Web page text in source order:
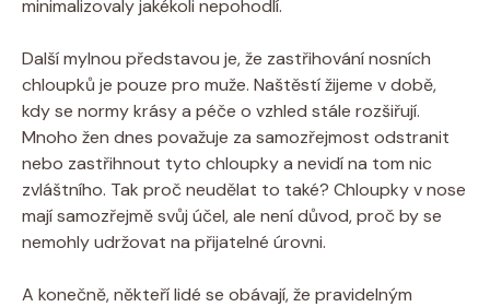
minimalizovaly jakékoli nepohodlí.
Další mylnou představou je, že zastřihování nosních
chloupků je pouze pro muže. Naštěstí žijeme v době,
kdy se normy krásy a péče o vzhled stále rozšiřují.
Mnoho žen dnes považuje za samozřejmost odstranit
nebo zastřihnout tyto chloupky a nevidí na tom nic
zvláštního. Tak proč neudělat to také? Chloupky v nose
mají samozřejmě svůj účel, ale není důvod, proč by se
nemohly udržovat na přijatelné úrovni.
A konečně, někteří lidé se obávají, že pravidelným